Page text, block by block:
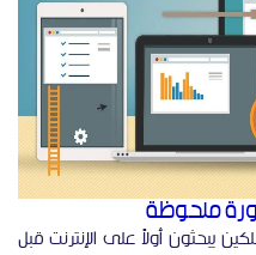
88٪ من المستهلكين يبحثون أولاً على الإنترنت قبل